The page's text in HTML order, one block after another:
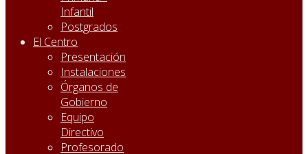
Infantil
Postgrados
El Centro
Presentación
Instalaciones
Órganos de
Gobierno
Equipo
Directivo
Profesorado